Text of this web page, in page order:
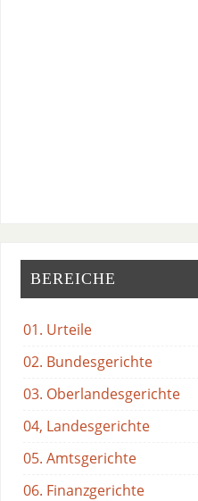
BEREICHE
01. Urteile
02. Bundesgerichte
03. Oberlandesgerichte
04, Landesgerichte
05. Amtsgerichte
06. Finanzgerichte